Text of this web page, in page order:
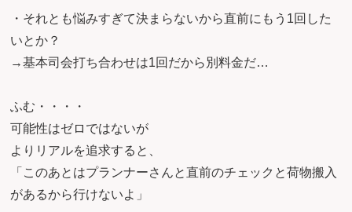
・それとも悩みすぎて決まらないから直前にもう1回した
いとか？
→基本司会打ち合わせは1回だから別料金だ…
ふむ・・・・
可能性はゼロではないが
よりリアルを追求すると、
「このあとはプランナーさんと直前のチェックと荷物搬入
があるから行けないよ」